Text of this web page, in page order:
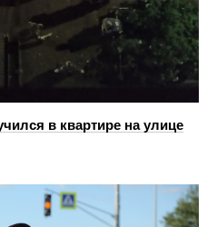
в квартире на улице